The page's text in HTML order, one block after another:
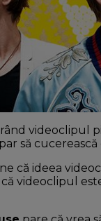
videoclipul
să
că ideea
videoclipul